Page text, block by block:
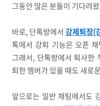
그동안 많은 분들이 기다려
바로, 단톡방에서 강제퇴장(
톡에서 강퇴 기능은 오픈
그래서, 단톡방에서 퇴사한
퇴한 멤버가 있을 때도 새로
앞으로는 일반 채팅에서도